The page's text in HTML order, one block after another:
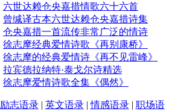
六世达赖仓央嘉措情歌六十六首
曾缄译古本六世达赖仓央嘉措诗集
仓央嘉措一首流传非常广泛的情诗
徐志摩经典爱情诗歌《再别康桥》
徐志摩的经典爱情诗《再不见雷峰》
拉宾德拉纳特·泰戈尔诗精选
徐志摩爱情诗歌全集《偶然》
励志语录| 英文语录|情感语录| 职场语